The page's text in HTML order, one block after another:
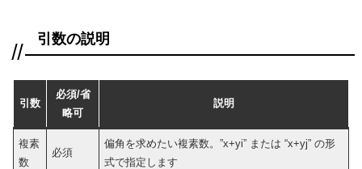
引数の説明
引数
必須/省
略可
説明
複素
数
必須
偏角を求めたい複素数。”x+yi” または “x+yj” の形
式で指定します